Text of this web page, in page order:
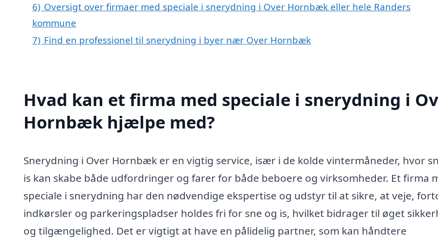
6) Oversigt over firmaer med speciale i snerydning i Over Hornbæk eller hele Randers
kommune
7) Find en professionel til snerydning i byer nær Over Hornbæk
Hvad kan et firma med speciale i snerydning i
Hornbæk hjælpe med?
Snerydning i Over Hornbæk er en vigtig service, især i de kolde vintermåneder, hvor
is kan skabe både udfordringer og farer for både beboere og virksomheder. Et firma
speciale i snerydning har den nødvendige ekspertise og udstyr til at sikre, at veje,
indkørsler og parkeringspladser holdes fri for sne og is, hvilket bidrager til øget
og tilgængelighed. Det er vigtigt at have en pålidelig partner, som kan håndtere